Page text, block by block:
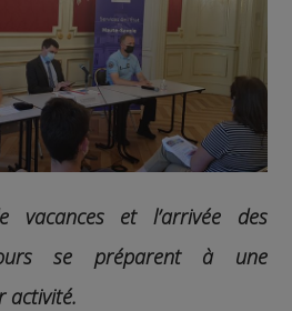
vacances et l’arrivée des
se préparent à une
activité.